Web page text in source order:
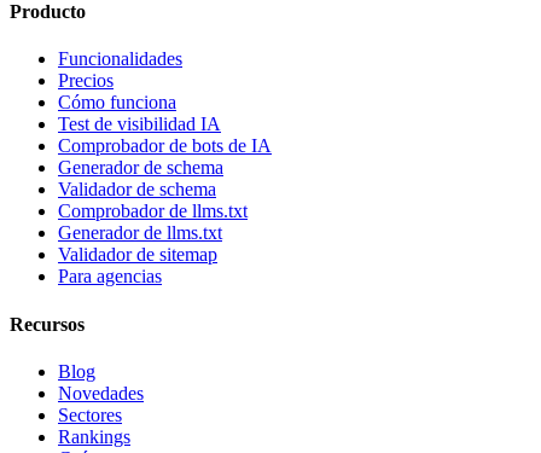
Producto
Funcionalidades
Precios
Cómo funciona
Test de visibilidad IA
Comprobador de bots de IA
Generador de schema
Validador de schema
Comprobador de llms.txt
Generador de llms.txt
Validador de sitemap
Para agencias
Recursos
Blog
Novedades
Sectores
Rankings